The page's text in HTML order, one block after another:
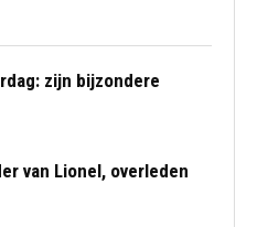
zijn bijzondere
van Lionel, overleden